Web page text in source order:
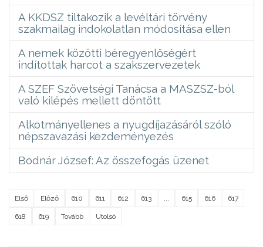
A KKDSZ tiltakozik a levéltári törvény
szakmailag indokolatlan módosítása ellen
A nemek közötti béregyenlőségért
indítottak harcot a szakszervezetek
A SZEF Szövetségi Tanácsa a MASZSZ-ból
való kilépés mellett döntött
Alkotmányellenes a nyugdíjazásáról szóló
népszavazási kezdeményezés
Bodnár József: Az összefogás üzenet
Első Előző 610 611 612 613 615 616 617
618 619 Tovább Utolsó